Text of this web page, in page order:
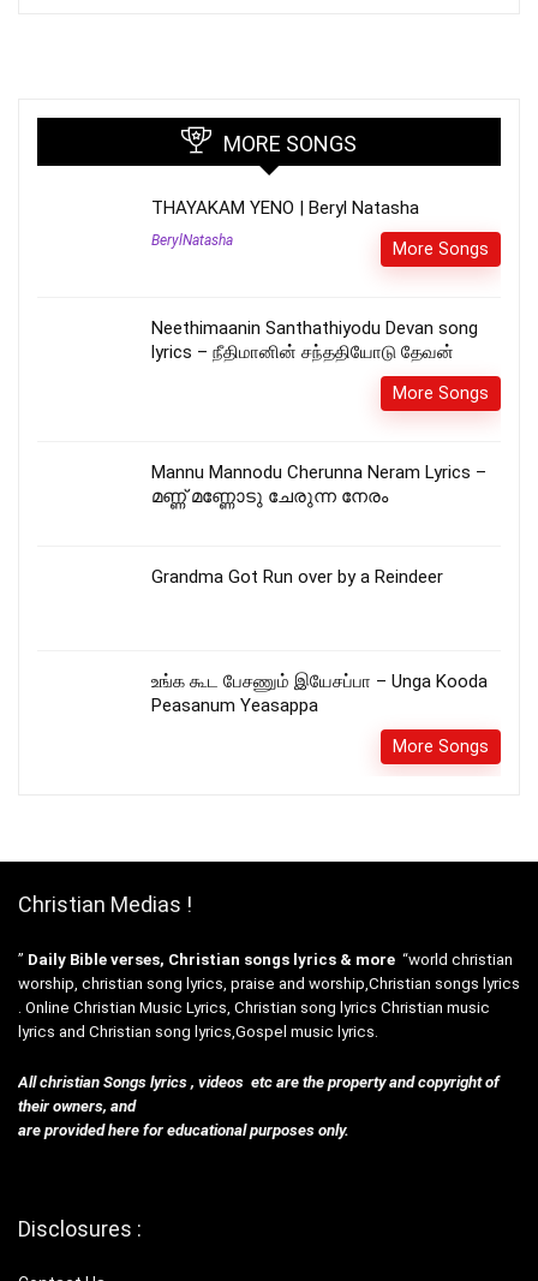
MORE SONGS
THAYAKAM YENO | Beryl Natasha
BerylNatasha More Songs
Neethimaanin Santhathiyodu Devan song
lyrics – நீதிமானின் சந்ததியோடு தேவன்
More Songs
Mannu Mannodu Cherunna Neram Lyrics –
മണ്ണ് മണ്ണോടു ചേരുന്ന നേരം
Grandma Got Run over by a Reindeer
உங்க கூட பேசணும் இயேசப்பா – Unga Kooda
Peasanum Yeasappa
More Songs
Christian Medias !
” Daily Bible verses, Christian songs lyrics & more “world christian
worship, christian song lyrics, praise and worship,Christian songs lyrics
. Online Christian Music Lyrics, Christian song lyrics Christian music
lyrics and Christian song lyrics,Gospel music lyrics.
All christian Songs lyrics , videos etc are the property and copyright of
their owners, and
are provided here for educational purposes only.
Disclosures :